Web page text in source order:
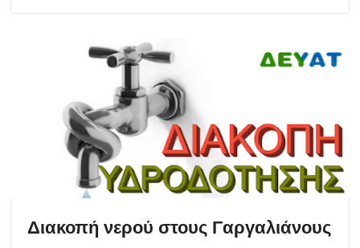
Διακοπή νερού στους Γαργαλιάνους